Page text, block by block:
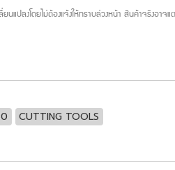
ยนแปลงโดยไม่ต้องแจ้งให้ทราบล่วงหน้า สินค้าจริงอ
CUTTING TOOLS